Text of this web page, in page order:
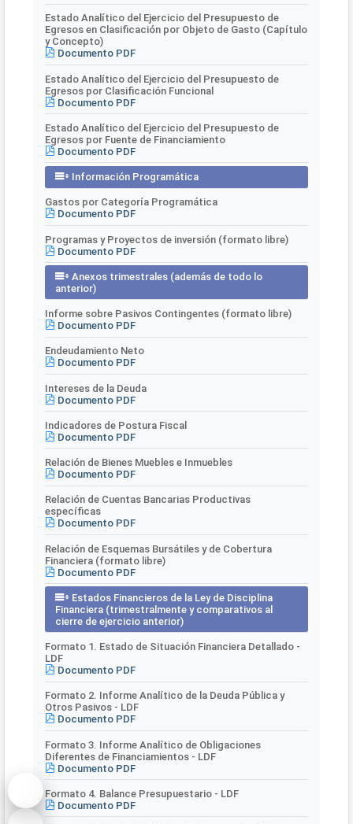
Estado Analítico del Ejercicio del Presupuesto de
Egresos en Clasificación por Objeto de Gasto (Capítulo
y Concepto)
Documento PDF
Estado Analítico del Ejercicio del Presupuesto de
Egresos por Clasificación Funcional
Documento PDF
Estado Analítico del Ejercicio del Presupuesto de
Egresos por Fuente de Financiamiento
Documento PDF
Información Programática
Gastos por Categoría Programática
Documento PDF
Programas y Proyectos de inversión (formato libre)
Documento PDF
Anexos trimestrales (además de todo lo
anterior)
Informe sobre Pasivos Contingentes (formato libre)
Documento PDF
Endeudamiento Neto
Documento PDF
Intereses de la Deuda
Documento PDF
Indicadores de Postura Fiscal
Documento PDF
Relación de Bienes Muebles e Inmuebles
Documento PDF
Relación de Cuentas Bancarias Productivas
específicas
Documento PDF
Relación de Esquemas Bursátiles y de Cobertura
Financiera (formato libre)
Documento PDF
Estados Financieros de la Ley de Disciplina
Financiera (trimestralmente y comparativos al
cierre de ejercicio anterior)
Formato 1. Estado de Situación Financiera Detallado -
LDF
Documento PDF
Formato 2. Informe Analítico de la Deuda Pública y
Otros Pasivos - LDF
Documento PDF
Formato 3. Informe Analítico de Obligaciones
Diferentes de Financiamientos - LDF
Documento PDF
Formato 4. Balance Presupuestario - LDF
Documento PDF